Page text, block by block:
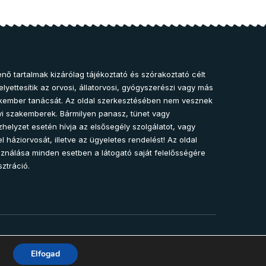
tartalmak kizárólag tájékoztató és szórakoztató célt
az orvosi, állatorvosi, gyógyszerészi vagy más
tanácsát. Az oldal szerkesztésében nem vesznek
szakemberek. Bármilyen panasz, tünet vagy
esetén hívja az elsősegély szolgálatot, vagy
háziorvosát, illetve az ügyeletes rendelést! Az oldal
minden esetben a látogató saját felelősségére
2025 – Egészség-Pont Magazin. Minden jog fenntartva.
Elfogad